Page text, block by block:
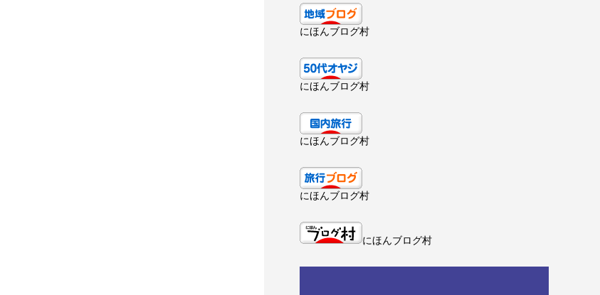
にほんブログ村
にほんブログ村
にほんブログ村
にほんブログ村
にほんブログ村